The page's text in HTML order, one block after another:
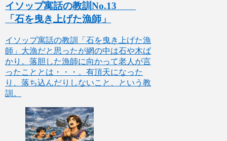
イソップ寓話の教訓No.13
「石を曳き上げた漁師」
イソップ寓話の教訓「石を曳き上げた漁
師」大漁だと思ったが網の中は石や木ば
かり。落胆した漁師に向かって老人が言
ったこととは・・・。有頂天になった
り、落ち込んだりしないこと、という教
訓。